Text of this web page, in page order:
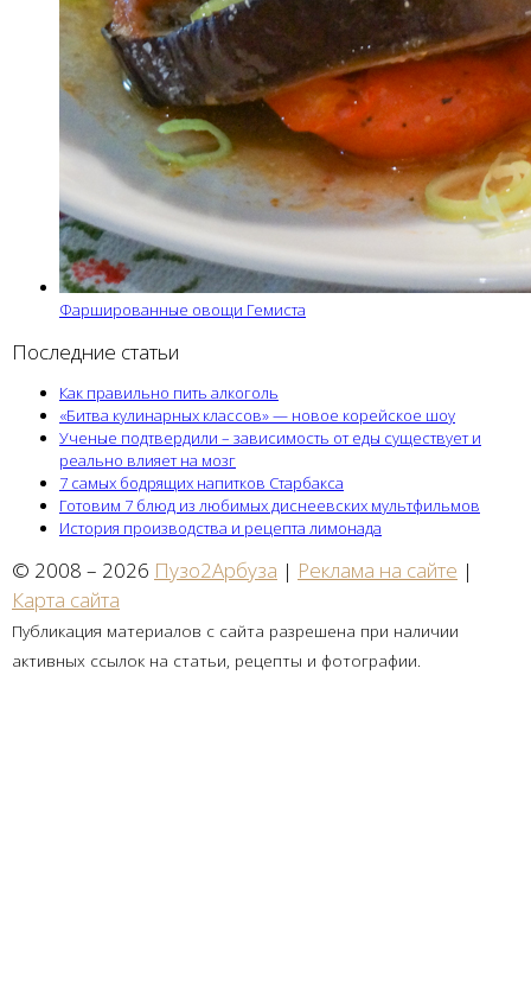
Фаршированные овощи Гемиста
Последние статьи
Как правильно пить алкоголь
«Битва кулинарных классов» — новое корейское шоу
Ученые подтвердили – зависимость от еды существует и
реально влияет на мозг
7 самых бодрящих напитков Старбакса
Готовим 7 блюд из любимых диснеевских мультфильмов
История производства и рецепта лимонада
© 2008 – 2026 Пузо2Арбуза | Реклама на сайте |
Карта сайта
Публикация материалов с сайта разрешена при наличии
активных ссылок на статьи, рецепты и фотографии.